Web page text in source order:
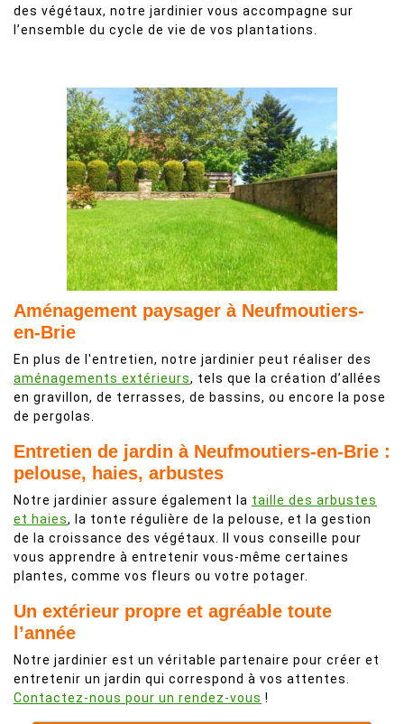
des végétaux, notre jardinier vous accompagne sur
l’ensemble du cycle de vie de vos plantations.
Aménagement paysager à Neufmoutiers-
en-Brie
En plus de l'entretien, notre jardinier peut réaliser des
aménagements extérieurs, tels que la création d’allées
en gravillon, de terrasses, de bassins, ou encore la pose
de pergolas.
Entretien de jardin à Neufmoutiers-en-Brie :
pelouse, haies, arbustes
Notre jardinier assure également la taille des arbustes
et haies, la tonte régulière de la pelouse, et la gestion
de la croissance des végétaux. Il vous conseille pour
vous apprendre à entretenir vous-même certaines
plantes, comme vos fleurs ou votre potager.
Un extérieur propre et agréable toute
l’année
Notre jardinier est un véritable partenaire pour créer et
entretenir un jardin qui correspond à vos attentes.
Contactez-nous pour un rendez-vous !